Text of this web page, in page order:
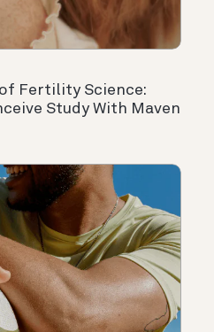
Fertility Science:
Study With Maven